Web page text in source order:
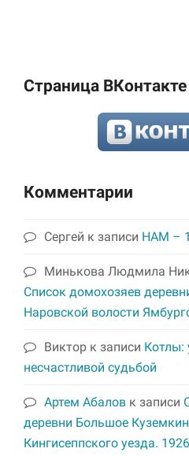
Страница ВКонтакте
Комментарии
Сергей к записи НАМ –
Минькова Людмила
Список домохозяев
Наровской волости
Виктор к записи Котлы:
несчастливой судьбой
Артем Абалов к записи
деревни Большое
Кингисеппского уезда.